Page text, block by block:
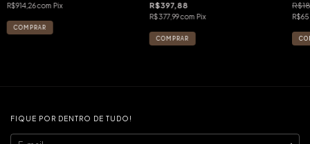
R$914,26com Pix R$397,88
R$377,99com Pix
FIQUE POR DENTRO DE TUDO!